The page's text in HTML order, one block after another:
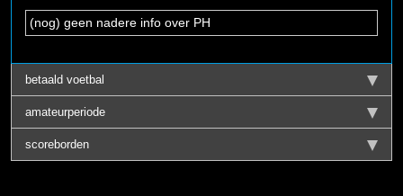
(nog) geen nadere info over PH
betaald voetbal
amateurperiode
scoreborden